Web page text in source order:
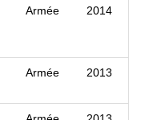
Armée 2014
Armée 2013